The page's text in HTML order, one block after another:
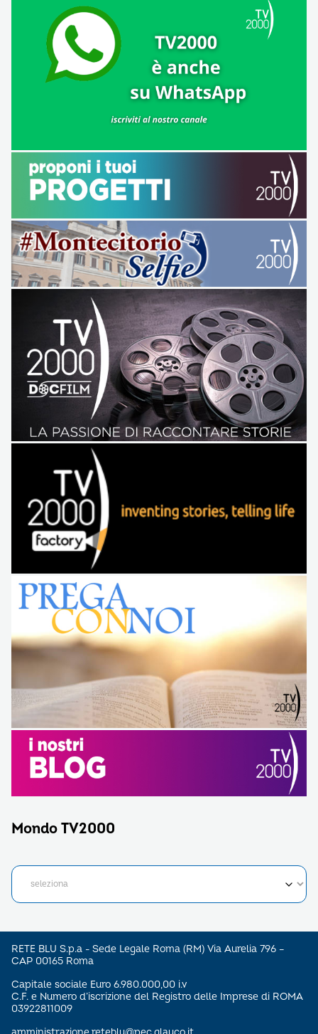
Mondo TV2000
RETE BLU S.p.a - Sede Legale Roma (RM) Via Aurelia 796 –
CAP 00165 Roma
Capitale sociale Euro 6.980.000,00 i.v
C.F. e Numero d’iscrizione del Registro delle Imprese di ROMA
03922811009